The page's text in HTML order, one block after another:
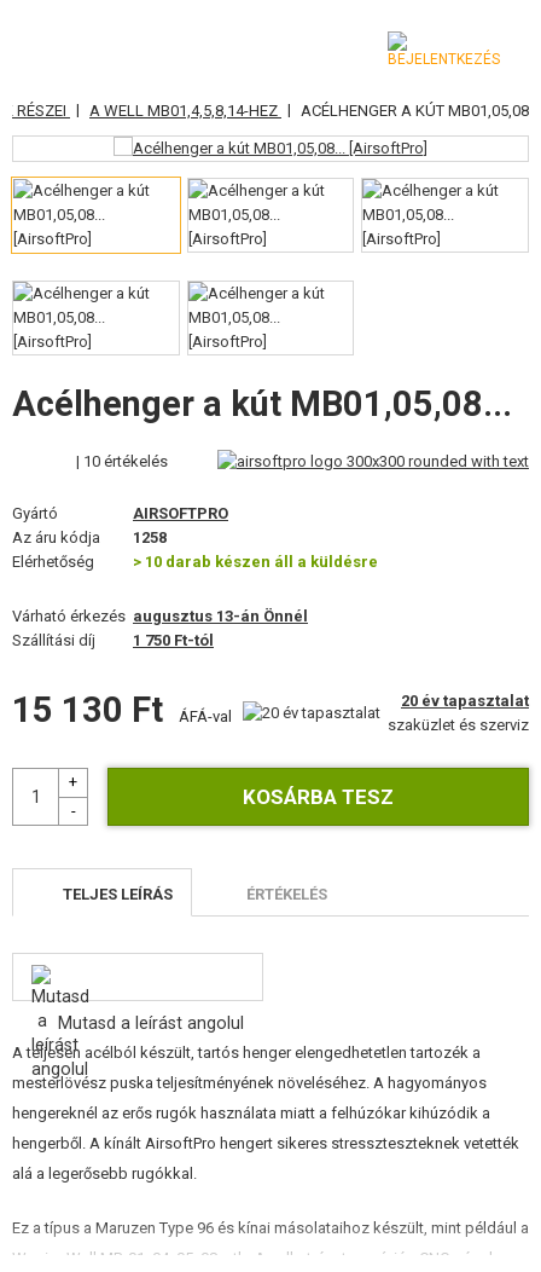
KATEGÓRIA
AIRSOFT FEGYVEREK
LÉGFEGYVEREK, CSÚZLIK
GRÁNÁTVETŐK, GRÁNÁTOK
LÖVEDÉK, GÁZ
AKKUMULÁTOROK, TÖLTŐK
FELSZERELÉS, EGYENRUHA, TOKOK
ÁLCÁZÁS, FESTÉK, SZALAG
KIEGÉSZÍTŐK, HORDSZÍJAK
PÓTALKATRÉSZEK FEGYVEREKHEZ
FEGYVER JAVÍTÁS ÉS KARBANTARTÁS
OUTDOOR, BUSHCRAFT
ÉLELMISZER
REKLÁM TÁRGYAK
RÉSZEI | A WELL MB01,4,5,8,14-HEZ | ACÉLHENGER A KÚT MB01,05,08...
Acélhenger a kút MB01,05,08...
| 10 értékelés
Gyártó
AIRSOFTPRO
Az áru kódja
1258
Elérhetőség
> 10 darab készen áll a küldésre
Várható érkezés augusztus 13-án Önnél
Szállítási díj
1 750 Ft-tól
15 130 Ft ÁFÁ-val
20 év tapasztalat
szaküzlet és szerviz
TELJES LEÍRÁS ÉRTÉKELÉS
Mutasd a leírást angolul
A teljesen acélból készült, tartós henger elengedhetetlen tartozék a
mesterlövész puska teljesítményének növeléséhez. A hagyományos
hengereknél az erős rugók használata miatt a felhúzókar kihúzódik a
hengerből. A kínált AirsoftPro hengert sikeres stresszteszteknek vetették
alá a legerősebb rugókkal.
Ez a típus a Maruzen Type 96 és kínai másolataihoz készült, mint például a
Warrior Well MB-01, 04, 05, 08..stb. Az alkatrészt precíziós CNC gépeken